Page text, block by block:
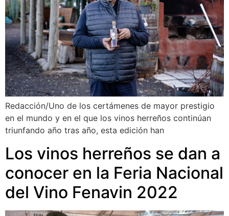
Redacción/Uno de los certámenes de mayor prestigio
en el mundo y en el que los vinos herreños continúan
triunfando año tras año, esta edición han
Los vinos herreños se dan a
conocer en la Feria Nacional
del Vino Fenavin 2022